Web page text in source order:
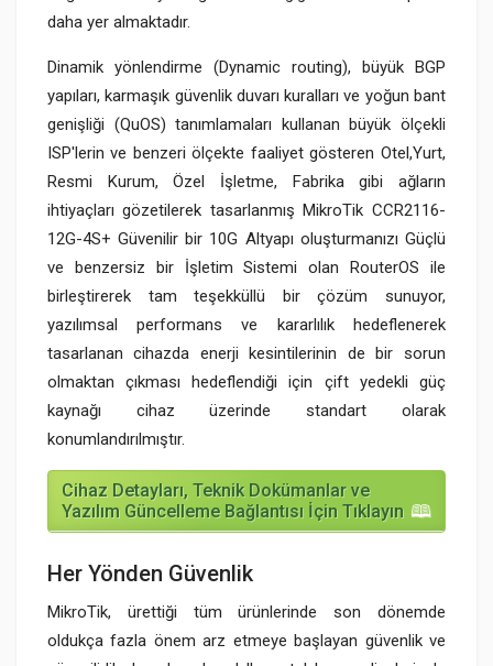
daha yer almaktadır.
Dinamik yönlendirme (Dynamic routing), büyük BGP
yapıları, karmaşık güvenlik duvarı kuralları ve yoğun bant
genişliği (QuOS) tanımlamaları kullanan büyük ölçekli
ISP'lerin ve benzeri ölçekte faaliyet gösteren Otel,Yurt,
Resmi Kurum, Özel İşletme, Fabrika gibi ağların
ihtiyaçları gözetilerek tasarlanmış MikroTik CCR2116-
12G-4S+ Güvenilir bir 10G Altyapı oluşturmanızı Güçlü
ve benzersiz bir İşletim Sistemi olan RouterOS ile
birleştirerek tam teşekküllü bir çözüm sunuyor,
yazılımsal performans ve kararlılık hedeflenerek
tasarlanan cihazda enerji kesintilerinin de bir sorun
olmaktan çıkması hedeflendiği için çift yedekli güç
kaynağı cihaz üzerinde standart olarak
konumlandırılmıştır.
Cihaz Detayları, Teknik Dokümanlar ve
Yazılım Güncelleme Bağlantısı İçin Tıklayın
Her Yönden Güvenlik
MikroTik, ürettiği tüm ürünlerinde son dönemde
oldukça fazla önem arz etmeye başlayan güvenlik ve